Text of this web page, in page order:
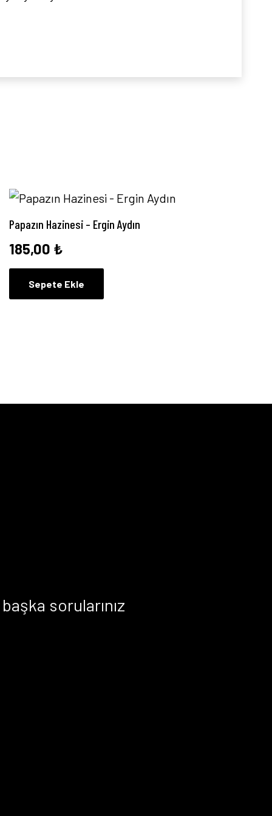
Papazın Hazinesi – Ergin Aydın
185,00 ₺
Sepete Ekle
sorularınız